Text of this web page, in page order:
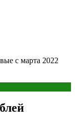
с марта 2022